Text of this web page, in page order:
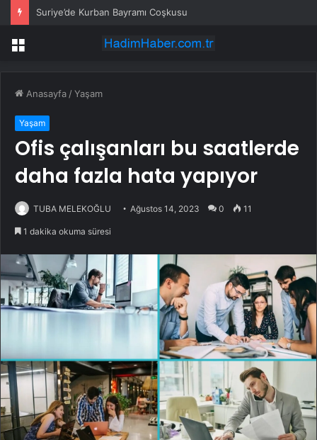
Suriye’de Kurban Bayramı Coşkusu
Menü
Anasayfa /Yaşam
Yaşam
Ofis çalışanları bu saatlerde
daha fazla hata yapıyor
TUBA MELEKOĞLU Ağustos 14, 2023 0 11
1 dakika okuma süresi